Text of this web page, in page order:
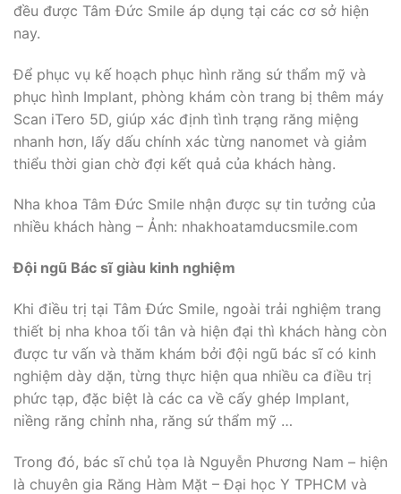
đều được Tâm Đức Smile áp dụng tại các cơ sở hiện
nay.
Để phục vụ kế hoạch phục hình răng sứ thẩm mỹ và
phục hình Implant, phòng khám còn trang bị thêm máy
Scan iTero 5D, giúp xác định tình trạng răng miệng
nhanh hơn, lấy dấu chính xác từng nanomet và giảm
thiểu thời gian chờ đợi kết quả của khách hàng.
Nha khoa Tâm Đức Smile nhận được sự tin tưởng của
nhiều khách hàng – Ảnh: nhakhoatamducsmile.com
Đội ngũ Bác sĩ giàu kinh nghiệm
Khi điều trị tại Tâm Đức Smile, ngoài trải nghiệm trang
thiết bị nha khoa tối tân và hiện đại thì khách hàng còn
được tư vấn và thăm khám bởi đội ngũ bác sĩ có kinh
nghiệm dày dặn, từng thực hiện qua nhiều ca điều trị
phức tạp, đặc biệt là các ca về cấy ghép Implant,
niềng răng chỉnh nha, răng sứ thẩm mỹ …
Trong đó, bác sĩ chủ tọa là Nguyễn Phương Nam – hiện
là chuyên gia Răng Hàm Mặt – Đại học Y TPHCM và